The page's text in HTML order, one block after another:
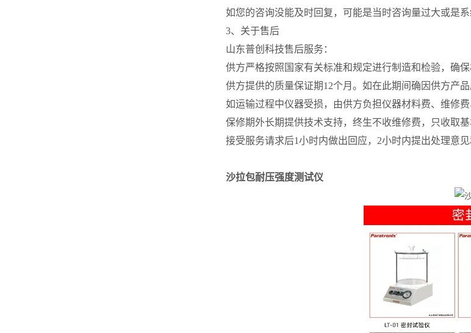
如您的咨询没能及时回复，可能是当时咨询量过大或是系
3、关于售后
山东普创科技售后服务：
供方严格按照国家有关标准和规定进行制造和检验，确保
供方提供的质量保证期12个月。如在此期间确因供方产
如运输过程中仪器受损，由供方负担仪器材料费、维修费
保修期外长期提供技术支持，终生不收维修费，只收取基
接受服务请求后1小时内做出回应，2小时内提出处理意见
沙拉包耐压强度测试仪